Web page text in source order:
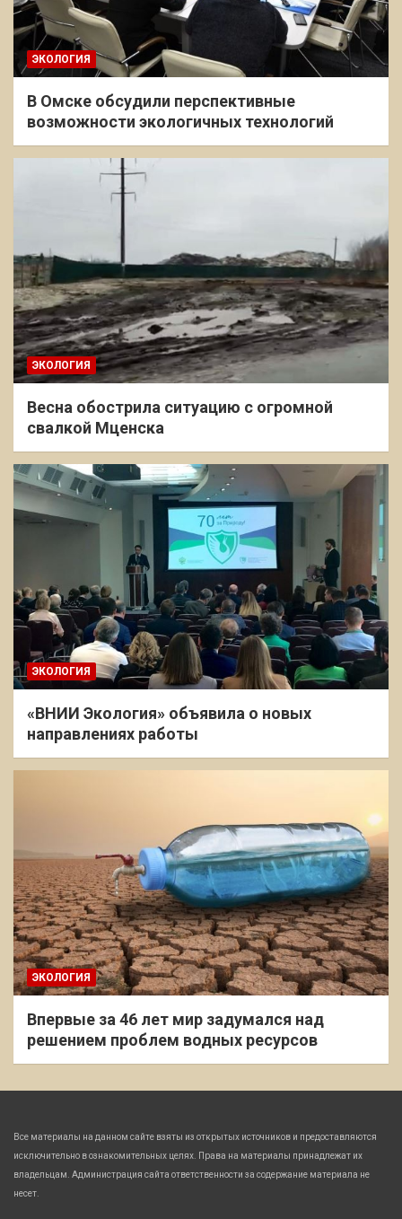
ЭКОЛОГИЯ
В Омске обсудили перспективные
возможности экологичных технологий
ЭКОЛОГИЯ
Весна обострила ситуацию с огромной
свалкой Мценска
ЭКОЛОГИЯ
«ВНИИ Экология» объявила о новых
направлениях работы
ЭКОЛОГИЯ
Впервые за 46 лет мир задумался над
решением проблем водных ресурсов
Все материалы на данном сайте взяты из открытых источников и предоставляются
исключительно в ознакомительных целях. Права на материалы принадлежат их
владельцам. Администрация сайта ответственности за содержание материала не
несет.